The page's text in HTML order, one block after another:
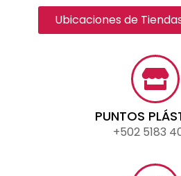
Ubicaciones de
PUNTOS
+502 5183